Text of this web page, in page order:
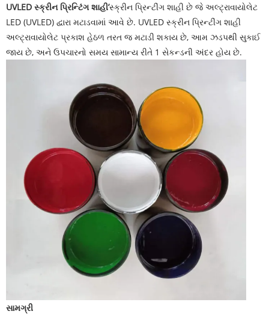
UVLED સ્ક્રીન પ્રિન્ટિંગ શાહી’સ્ક્રીન પ્રિન્ટીંગ શાહી છે જે અલ્ટ્રાવાયોલેટ
LED (UVLED) દ્વારા મટાડવામાં આવે છે. UVLED સ્ક્રીન પ્રિન્ટીંગ શાહી
અલ્ટ્રાવાયોલેટ પ્રકાશ હેઠળ તરત જ મટાડી શકાય છે, આમ ઝડપથી સુકાઈ
જાય છે, અને ઉપચારનો સમય સામાન્ય રીતે 1 સેકન્ડની અંદર હોય છે.
સામગ્રી